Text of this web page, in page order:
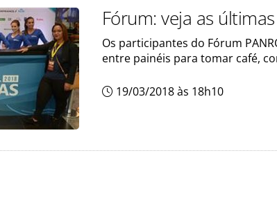
Fórum: veja as
Os participantes do Fórum
entre painéis para tomar café,
19/03/2018 às 18h10